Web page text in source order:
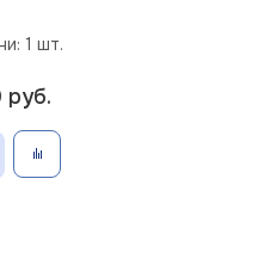
1 шт.
руб.